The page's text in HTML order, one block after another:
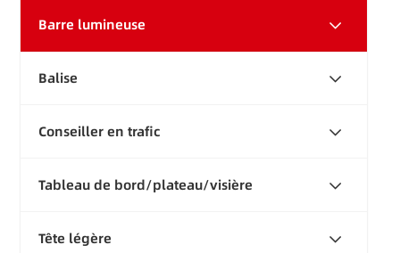
Barre lumineuse
Balise
Conseiller en trafic
Tableau de bord/plateau/visière
Tête légère